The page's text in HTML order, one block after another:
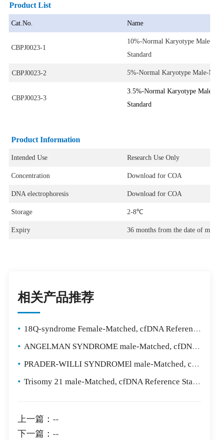
Product List
Cat.No. Name
CBPJ0023-1
10%-Normal Karyotype Male-
Standard
CBPJ0023-2 5%-Normal Karyotype Male-
CBPJ0023-3
3.5%-Normal Karyotype Male-
Standard
Product Information
Intended Use Research Use Only
Concentration Download for COA
DNA electrophoresis Download for COA
Storage 2-8℃
Expiry 36 months from the date of
相关产品推荐
• 18Q-syndrome Female-Matched, cfDNA Reference Standard
• ANGELMAN SYNDROME male-Matched, cfDNA Reference Standard
• PRADER-WILLI SYNDROMEl male-Matched, cfDNA Reference Standard
• Trisomy 21 male-Matched, cfDNA Reference Standard
上一篇： --
下一篇： --